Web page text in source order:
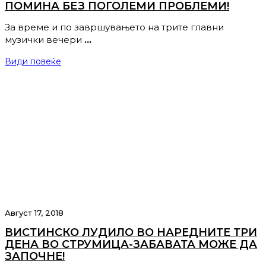
ПОМИНА БЕЗ ПОГОЛЕМИ ПРОБЛЕМИ!
За време и по завршувањето на трите главни
музички вечери …
Види повеќе
Август 17, 2018
ВИСТИНСКО ЛУДИЛО ВО НАРЕДНИТЕ ТРИ
ДЕНА ВО СТРУМИЦА-ЗАБАВАТА МОЖЕ ДА
ЗАПОЧНЕ!